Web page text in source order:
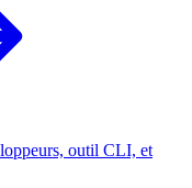
outil CLI, et